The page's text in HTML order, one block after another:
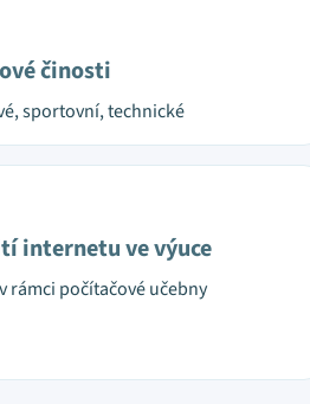
činosti
sportovní, technické
internetu ve výuce
rámci počítačové učebny